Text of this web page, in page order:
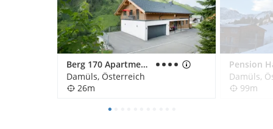
Berg 170 Apartments
Damüls, Österreich
26m
Pension
Damüls,
99m